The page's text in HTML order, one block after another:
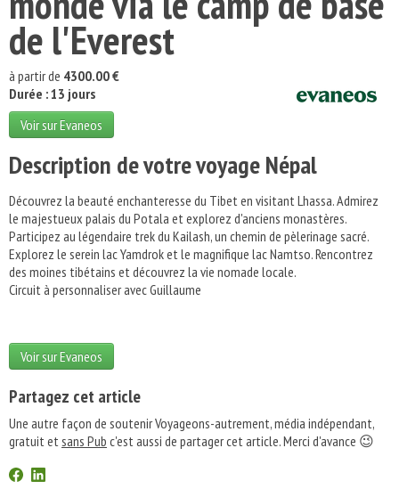
de l'Everest
à partir de 4300.00 €
Durée : 13 jours
Voir sur Evaneos
Description de votre voyage Népal
Découvrez la beauté enchanteresse du Tibet en visitant Lhassa. Admirez
le majestueux palais du Potala et explorez d'anciens monastères.
Participez au légendaire trek du Kailash, un chemin de pèlerinage sacré.
Explorez le serein lac Yamdrok et le magnifique lac Namtso. Rencontrez
des moines tibétains et découvrez la vie nomade locale.
Circuit à personnaliser avec Guillaume
Voir sur Evaneos
Partagez cet article
Une autre façon de soutenir Voyageons-autrement, média indépendant,
gratuit etsans Pub c'est aussi de partager cet article. Merci d'avance 😉